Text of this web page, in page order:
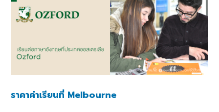
ราคาค่าเรียนที่ Melbourne